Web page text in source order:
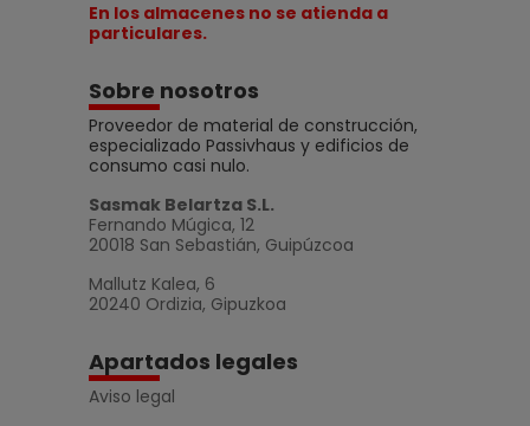
En los almacenes no se atienda a
particulares.
Sobre nosotros
Proveedor de material de construcción,
especializado Passivhaus y edificios de
consumo casi nulo.
Sasmak Belartza S.L.
Fernando Múgica, 12
20018 San Sebastián, Guipúzcoa
Mallutz Kalea, 6
20240 Ordizia, Gipuzkoa
Apartados legales
Aviso legal